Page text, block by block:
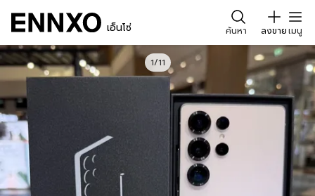
เอ็นโซ่ ค้นหา ลงขายเมนู
1/11